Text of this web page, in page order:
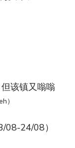
该镇又嗡嗡
）
08-24/08）